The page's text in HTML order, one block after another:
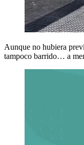
Aunque no hubiera
tampoco barrido… a